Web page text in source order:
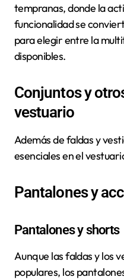
tempranas, donde la
funcionalidad se
para elegir entre la
disponibles.
Conjuntos y
vestuario
Además de faldas y
esenciales en el
Pantalones y
Pantalones y shorts
Aunque las faldas y los
populares, los